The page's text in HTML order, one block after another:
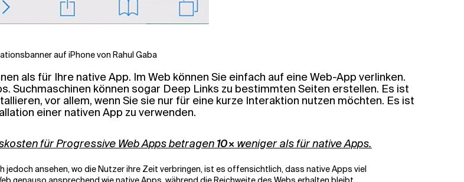
auf iPhone von Rahul Gaba
als für Ihre native App. Im Web können Sie einfach auf eine Web-App verlinken.
Suchmaschinen können sogar Deep Links zu bestimmten Seiten erstellen. Es ist
vor allem, wenn Sie sie nur für eine kurze Interaktion nutzen möchten. Es ist
einer nativen App zu verwenden.
für Progressive Web Apps betragen 10× weniger als für native Apps.
jedoch ansehen, wo die Nutzer ihre Zeit verbringen, ist es offensichtlich, dass native Apps viel